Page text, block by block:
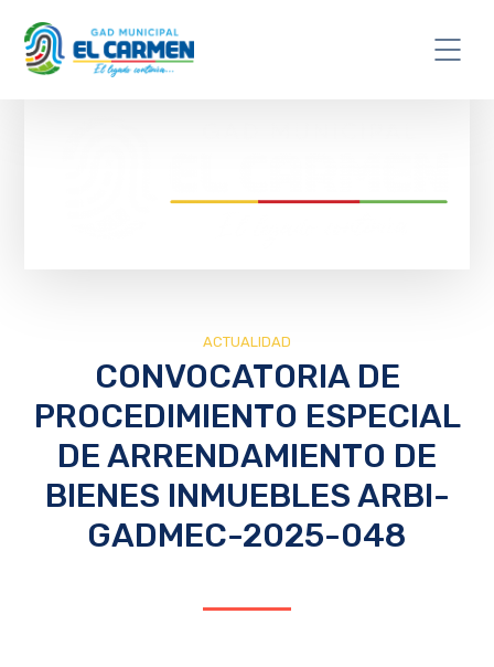
ACTUALIDAD
CONVOCATORIA DE
PROCEDIMIENTO ESPECIAL
DE ARRENDAMIENTO DE
BIENES INMUEBLES ARBI-
GADMEC-2025-048